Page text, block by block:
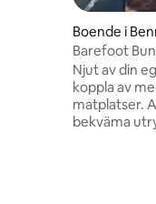
Boende i
Barefoot
privat
Njut av din
koppla av
matplatser.
bekväma